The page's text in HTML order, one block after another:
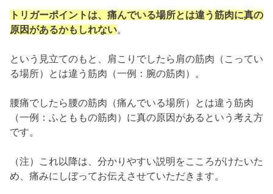
トリガーポイントは、痛んでいる場所とは違う筋肉に真の
原因があるかもしれない。
という見立てのもと、肩こりでしたら肩の筋肉（こってい
る場所）とは違う筋肉（一例：腕の筋肉）。
腰痛でしたら腰の筋肉（痛んでいる場所）とは違う筋肉
（一例：ふとももの筋肉）に真の原因があるという考え方
です。
（注）これ以降は、分かりやすい説明をこころがけたいた
め、痛みにしぼってお伝えさせていただきます。